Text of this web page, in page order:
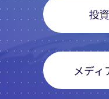
投
メデ